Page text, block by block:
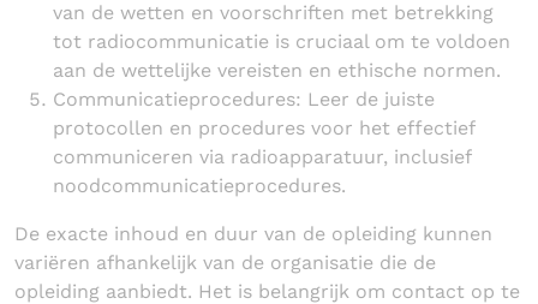
van de wetten en voorschriften met betrekking
tot radiocommunicatie is cruciaal om te voldoen
aan de wettelijke vereisten en ethische normen.
Communicatieprocedures: Leer de juiste
protocollen en procedures voor het effectief
communiceren via radioapparatuur, inclusief
noodcommunicatieprocedures.
De exacte inhoud en duur van de opleiding kunnen
variëren afhankelijk van de organisatie die de
opleiding aanbiedt. Het is belangrijk om contact op te